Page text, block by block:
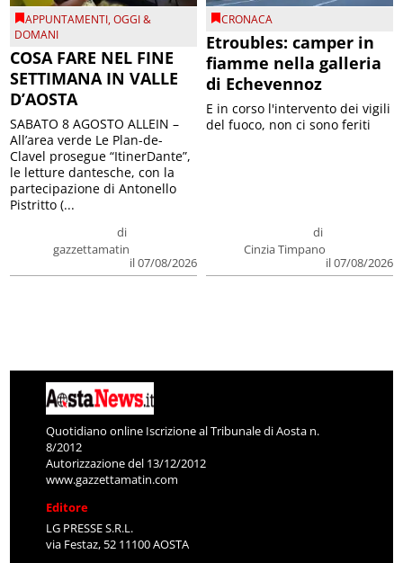
APPUNTAMENTI,OGGI &
DOMANI
COSA FARE NEL FINE
SETTIMANA IN VALLE
D’AOSTA
di
gazzettamatin
il 07/08/2026
SABATO 8 AGOSTO ALLEIN –
All’area verde Le Plan-de-
Clavel prosegue “ItinerDante”,
le letture dantesche, con la
partecipazione di Antonello
Pistritto (...
CRONACA
Etroubles: camper in
fiamme nella galleria
di Echevennoz
di
Cinzia Timpano
il 07/08/2026
E in corso l'intervento dei vigili
del fuoco, non ci sono feriti
Quotidiano online Iscrizione al Tribunale di Aosta n.
8/2012
Autorizzazione del 13/12/2012
www.gazzettamatin.com
Editore
LG PRESSE S.R.L.
via Festaz, 52 11100 AOSTA